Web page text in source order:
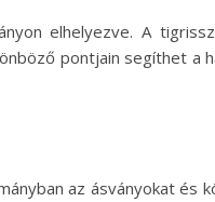
elhelyezve. A
pontjain segíthet a
az ásványokat és